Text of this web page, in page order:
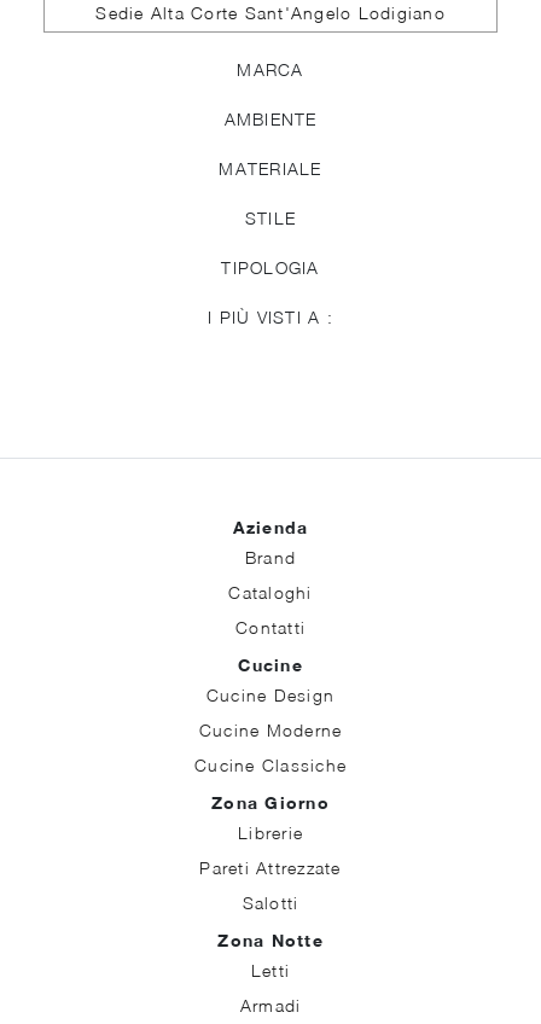
Sedie Alta Corte Sant'Angelo Lodigiano
MARCA
AMBIENTE
MATERIALE
STILE
TIPOLOGIA
I PIÙ VISTI A :
Azienda
Brand
Cataloghi
Contatti
Cucine
Cucine Design
Cucine Moderne
Cucine Classiche
Zona Giorno
Librerie
Pareti Attrezzate
Salotti
Zona Notte
Letti
Armadi